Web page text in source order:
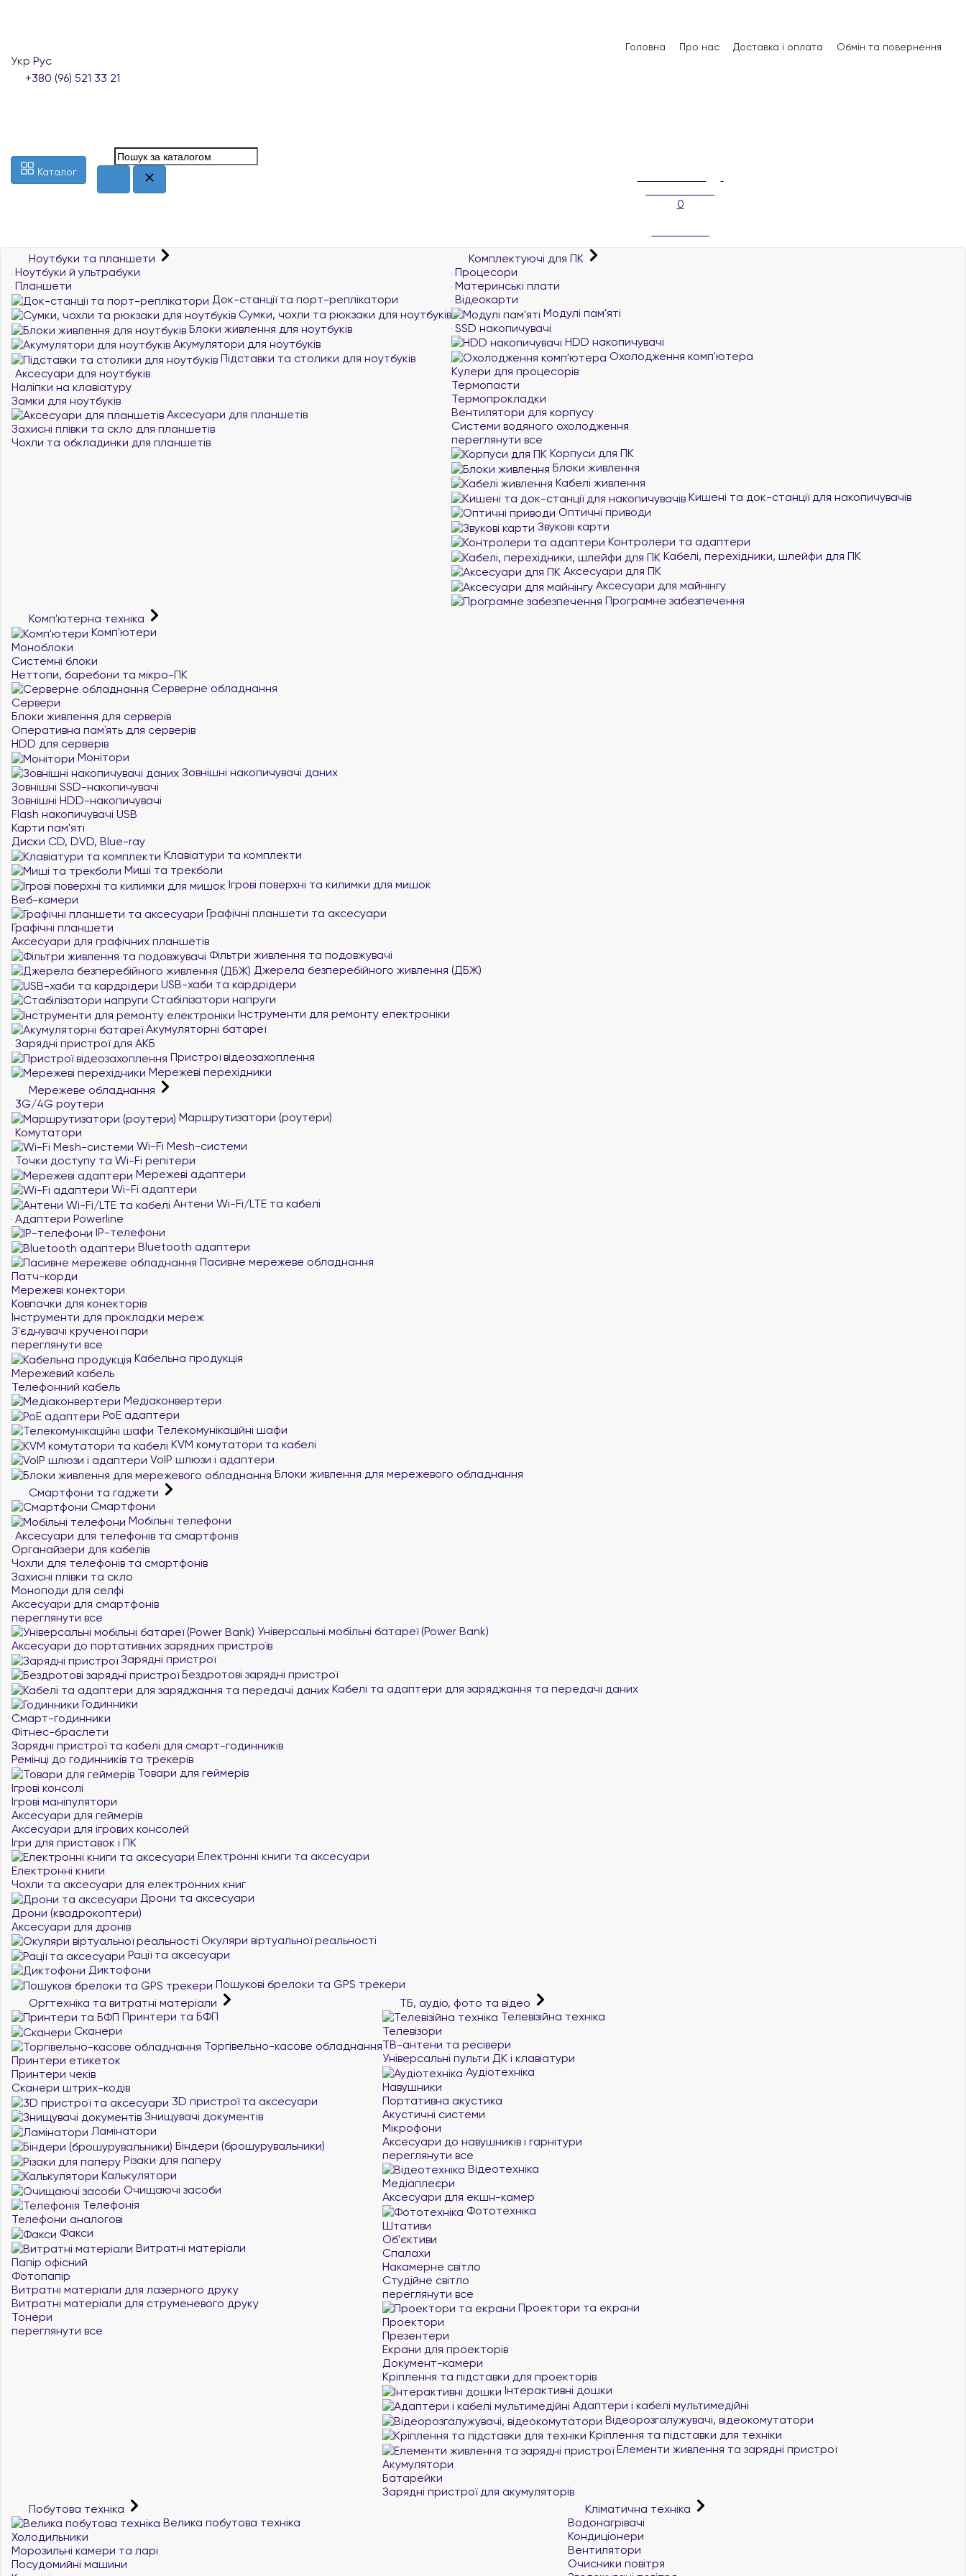
Головна Про нас Доставка і оплата Обмін та повернення
Укр Рус
+380 (96) 521 33 21
Каталог
0
Ноутбуки та планшети
Ноутбуки й ультрабуки
Планшети
Док-станції та порт-реплікатори
Сумки, чохли та рюкзаки для ноутбуків
Блоки живлення для ноутбуків
Акумулятори для ноутбуків
Підставки та столики для ноутбуків
Аксесуари для ноутбуків
Наліпки на клавіатуру
Замки для ноутбуків
Аксесуари для планшетів
Захисні плівки та скло для планшетів
Чохли та обкладинки для планшетів
Комплектуючі для ПК
Процесори
Материнські плати
Відеокарти
Модулі пам'яті
SSD накопичувачі
HDD накопичувачі
Охолодження комп'ютера
Кулери для процесорів
Термопасти
Термопрокладки
Вентилятори для корпусу
Системи водяного охолодження
переглянути все
Корпуси для ПК
Блоки живлення
Кабелі живлення
Кишені та док-станції для накопичувачів
Оптичні приводи
Звукові карти
Контролери та адаптери
Кабелі, перехідники, шлейфи для ПК
Аксесуари для ПК
Аксесуари для майнінгу
Програмне забезпечення
Комп'ютерна техніка
Комп'ютери
Моноблоки
Системні блоки
Неттопи, баребони та мікро-ПК
Серверне обладнання
Сервери
Блоки живлення для серверів
Оперативна пам`ять для серверів
HDD для серверів
Монітори
Зовнішні накопичувачі даних
Зовнішні SSD-накопичувачі
Зовнішні HDD-накопичувачі
Flash накопичувачі USB
Карти пам'яті
Диски CD, DVD, Blue-ray
Клавіатури та комплекти
Миші та трекболи
Ігрові поверхні та килимки для мишок
Веб-камери
Графічні планшети та аксесуари
Графічні планшети
Аксесуари для графічних планшетів
Фільтри живлення та подовжувачі
Джерела безперебійного живлення (ДБЖ)
USB-хаби та кардрідери
Стабілізатори напруги
Інструменти для ремонту електроніки
Акумуляторні батареї
Зарядні пристрої для АКБ
Пристрої відеозахоплення
Мережеві перехідники
Мережеве обладнання
3G/4G роутери
Маршрутизатори (роутери)
Комутатори
Wi-Fi Mesh-системи
Точки доступу та Wi-Fi репітери
Мережеві адаптери
Wi-Fi адаптери
Антени Wi-Fi/LTE та кабелі
Адаптери Powerline
IP-телефони
Bluetooth адаптери
Пасивне мережеве обладнання
Патч-корди
Мережеві конектори
Ковпачки для конекторів
Інструменти для прокладки мереж
З'єднувачі крученої пари
переглянути все
Кабельна продукція
Мережевий кабель
Телефонний кабель
Медіаконвертери
PoE адаптери
Телекомунікаційні шафи
KVM комутатори та кабелі
VoIP шлюзи і адаптери
Блоки живлення для мережевого обладнання
Смартфони та гаджети
Смартфони
Мобільні телефони
Аксесуари для телефонів та смартфонів
Органайзери для кабелів
Чохли для телефонів та смартфонів
Захисні плівки та скло
Моноподи для селфі
Аксесуари для смартфонів
переглянути все
Універсальні мобільні батареї (Power Bank)
Аксесуари до портативних зарядних пристроїв
Зарядні пристрої
Бездротові зарядні пристрої
Кабелі та адаптери для заряджання та передачі даних
Годинники
Смарт-годинники
Фітнес-браслети
Зарядні пристрої та кабелі для смарт-годинників
Ремінці до годинників та трекерів
Товари для геймерів
Ігрові консолі
Ігрові маніпулятори
Аксесуари для геймерів
Аксесуари для ігрових консолей
Ігри для приставок і ПК
Електронні книги та аксесуари
Електронні книги
Чохли та аксесуари для електронних книг
Дрони та аксесуари
Дрони (квадрокоптери)
Аксесуари для дронів
Окуляри віртуальної реальності
Рації та аксесуари
Диктофони
Пошукові брелоки та GPS трекери
Оргтехніка та витратні матеріали
Принтери та БФП
Сканери
Торгівельно-касове обладнання
Принтери етикеток
Принтери чеків
Сканери штрих-кодів
3D пристрої та аксесуари
Знищувачі документів
Ламінатори
Біндери (брошурувальники)
Різаки для паперу
Калькулятори
Очищаючі засоби
Телефонія
Телефони аналогові
Факси
Витратні матеріали
Папір офісний
Фотопапір
Витратні матеріали для лазерного друку
Витратні матеріали для струменевого друку
Тонери
переглянути все
ТБ, аудіо, фото та відео
Телевізійна техніка
Телевізори
ТВ-антени та ресівери
Універсальні пульти ДК і клавіатури
Аудіотехніка
Навушники
Портативна акустика
Акустичні системи
Мікрофони
Аксесуари до навушників і гарнітури
переглянути все
Відеотехніка
Медіаплеєри
Аксесуари для екшн-камер
Фототехніка
Штативи
Об'єктиви
Спалахи
Накамерне світло
Студійне світло
переглянути все
Проектори та екрани
Проектори
Презентери
Екрани для проекторів
Документ-камери
Кріплення та підставки для проекторів
Інтерактивні дошки
Адаптери і кабелі мультимедійні
Відеорозгалужувачі, відеокомутатори
Кріплення та підставки для техніки
Елементи живлення та зарядні пристрої
Акумулятори
Батарейки
Зарядні пристрої для акумуляторів
Побутова техніка
Велика побутова техніка
Холодильники
Морозильні камери та ларі
Посудомийні машини
Кліматична техніка
Водонагрівачі
Кондиціонери
Вентилятори
Очисники повітря